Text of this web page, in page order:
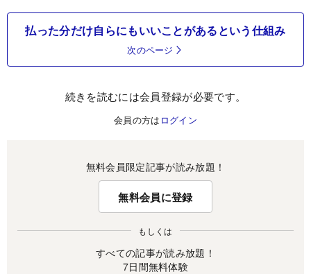
払った分だけ自らにもいいことがあるという仕組み
次のページ
続きを読むには会員登録が必要です。
会員の方は ログイン
無料会員限定記事が読み放題！
無料会員に登録
もしくは
すべての記事が読み放題！
7日間無料体験